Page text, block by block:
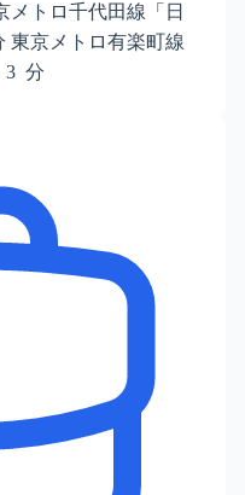
トロ千代田線「日
京メトロ有楽町線
3 分